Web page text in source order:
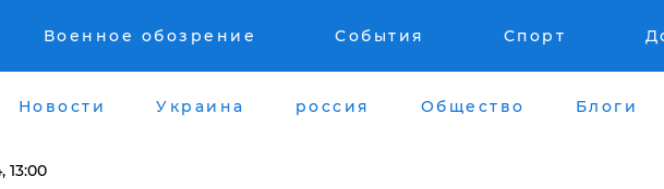
Военное обозрение События Спорт
Новости Украина россия Общество Блоги
13:00